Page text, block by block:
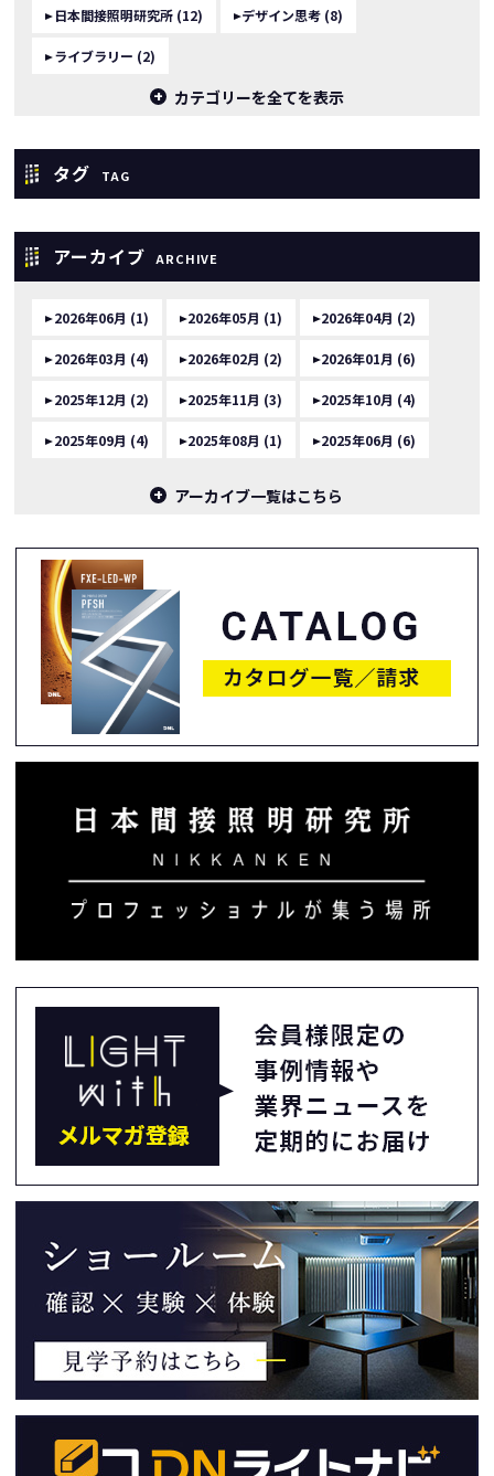
日本間接照明研究所 (12) デザイン思考 (8)
ライブラリー (2)
カテゴリーを全てを表示
タグ TAG
アーカイブ ARCHIVE
2026年06月 (1) 2026年05月 (1) 2026年04月 (2)
2026年03月 (4) 2026年02月 (2) 2026年01月 (6)
2025年12月 (2) 2025年11月 (3) 2025年10月 (4)
2025年09月 (4) 2025年08月 (1) 2025年06月 (6)
アーカイブ一覧はこちら